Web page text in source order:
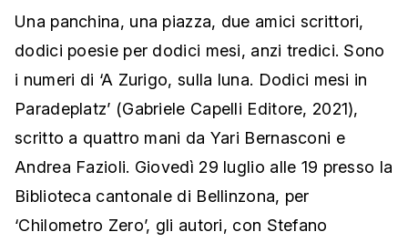
Una panchina, una piazza, due amici scrittori,
dodici poesie per dodici mesi, anzi tredici. Sono
i numeri di ‘A Zurigo, sulla luna. Dodici mesi in
Paradeplatz’ (Gabriele Capelli Editore, 2021),
scritto a quattro mani da Yari Bernasconi e
Andrea Fazioli. Giovedì 29 luglio alle 19 presso la
Biblioteca cantonale di Bellinzona, per
‘Chilometro Zero’, gli autori, con Stefano